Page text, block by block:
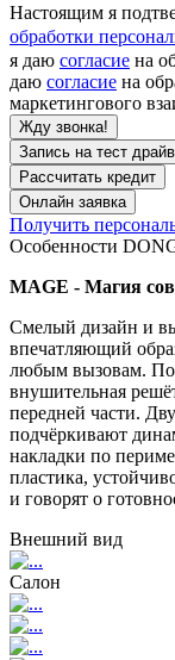
Настоящим я
обработки
я даю согласие на
даю согласие на
маркетингового
Запись на тест драйв
Рассчитать кредит
Онлайн заявка
Получить
Особенности
MAGE - Магия
Смелый дизайн и
впечатляющий
любым вызовам.
внушительная
передней части.
подчёркивают
накладки по
пластика,
и говорят о
Внешний вид
Салон